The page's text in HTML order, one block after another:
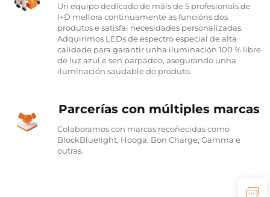
Un equipo dedicado de máis de 5 profesionais de
I+D mellora continuamente as funcións dos
produtos e satisfai necesidades personalizadas.
Adquirimos LEDs de espectro especial de alta
calidade para garantir unha iluminación 100 % libre
de luz azul e sen parpadeo, asegurando unha
iluminación saudable do produto.
Parcerías con múltiples marcas
Colaboramos con marcas recoñecidas como
BlockBluelight, Hooga, Bon Charge, Gamma e
outras.